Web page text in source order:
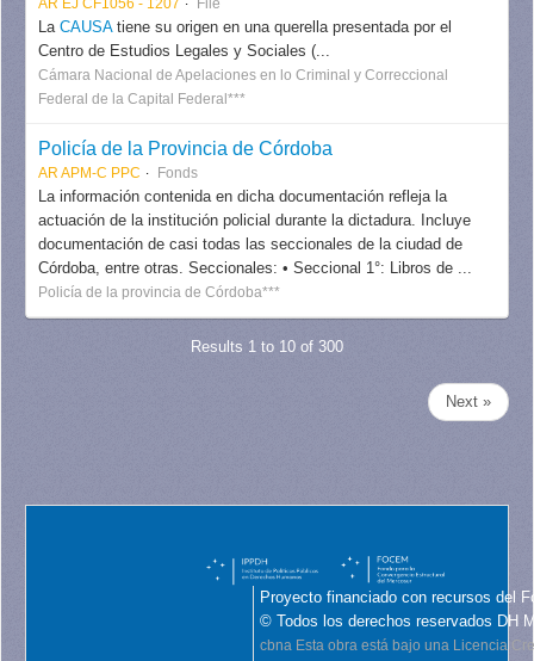
La CAUSAtiene su origen en una querella presentada por el
Centro de Estudios Legales y Sociales (...
Cámara Nacional de Apelaciones en lo Criminal y Correccional
Federal de la Capital Federal***
Policía de la Provincia de Córdoba
AR APM-C PPC Fonds
La información contenida en dicha documentación refleja la
actuación de la institución policial durante la dictadura. Incluye
documentación de casi todas las seccionales de la ciudad de
Córdoba, entre otras. Seccionales: • Seccional 1°: Libros de ...
Policía de la provincia de Córdoba***
Results 1 to 10 of 300
Next »
Proyecto financiado con recursos del
© Todos los derechos reservados DH
cbna Esta obra está bajo una Licencia